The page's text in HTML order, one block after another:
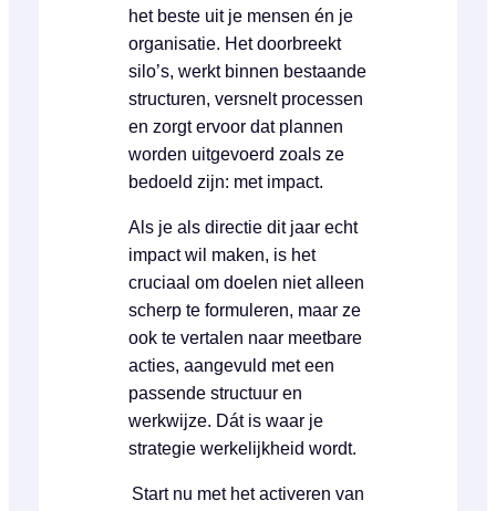
het beste uit je mensen én je
organisatie. Het doorbreekt
silo’s, werkt binnen bestaande
structuren, versnelt processen
en zorgt ervoor dat plannen
worden uitgevoerd zoals ze
bedoeld zijn: met impact.
Als je als directie dit jaar echt
impact wil maken, is het
cruciaal om doelen niet alleen
scherp te formuleren, maar ze
ook te vertalen naar meetbare
acties, aangevuld met een
passende structuur en
werkwijze. Dát is waar je
strategie werkelijkheid wordt.
Start nu met het activeren van